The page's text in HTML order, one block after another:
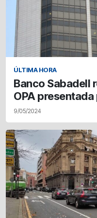
ÚLTIMA HORA
Banco Sabadell
OPA presentada
9/05/2024